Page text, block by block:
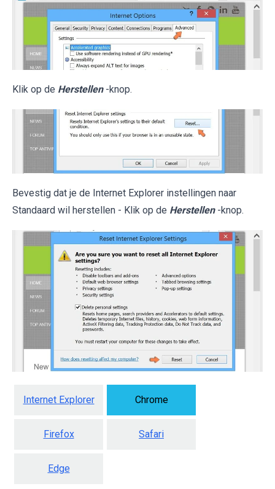
Klik op de Herstellen -knop.
Bevestig dat je de Internet Explorer instellingen naar
Standaard wil herstellen - Klik op de Herstellen -knop.
Internet Explorer Chrome
Firefox Safari
Edge